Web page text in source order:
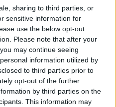
sharing to third parties, or
sensitive information for
use the below opt-out
Please note that after your
may continue seeing
information utilized by
to third parties prior to
opt-out of the further
by third parties on the
This information may
δολιεύεται με άλλο
απομακρύνεται από
με αιτιολογημένη
επιτροπής και το
από τη
τον κατώτερο βαθμό